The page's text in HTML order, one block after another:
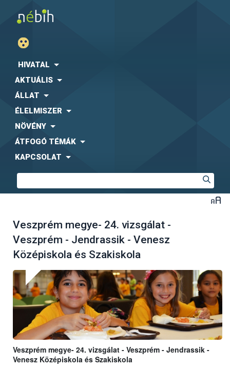
HIVATAL
AKTUÁLIS
ÁLLAT
ÉLELMISZER
NÖVÉNY
ÁTFOGÓ TÉMÁK
KAPCSOLAT
Veszprém megye- 24. vizsgálat -
Veszprém - Jendrassik - Venesz
Középiskola és Szakiskola
Veszprém megye- 24. vizsgálat - Veszprém - Jendrassik -
Venesz Középiskola és Szakiskola